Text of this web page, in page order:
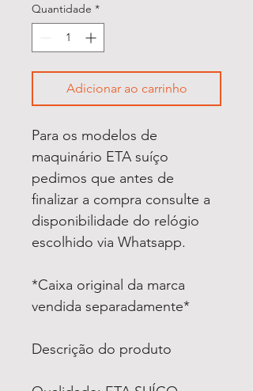
Quantidade *
Adicionar ao carrinho
Para os modelos de
maquinário ETA suíço
pedimos que antes de
finalizar a compra consulte a
disponibilidade do relógio
escolhido via Whatsapp.
*Caixa original da marca
vendida separadamente*
Descrição do produto